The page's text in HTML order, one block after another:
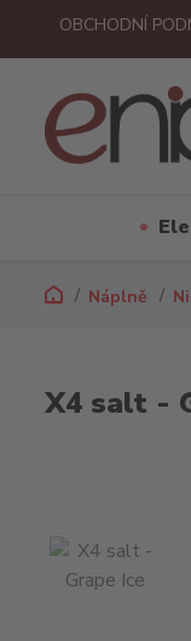
OBCHODNÍ
Náplně
X4 salt -